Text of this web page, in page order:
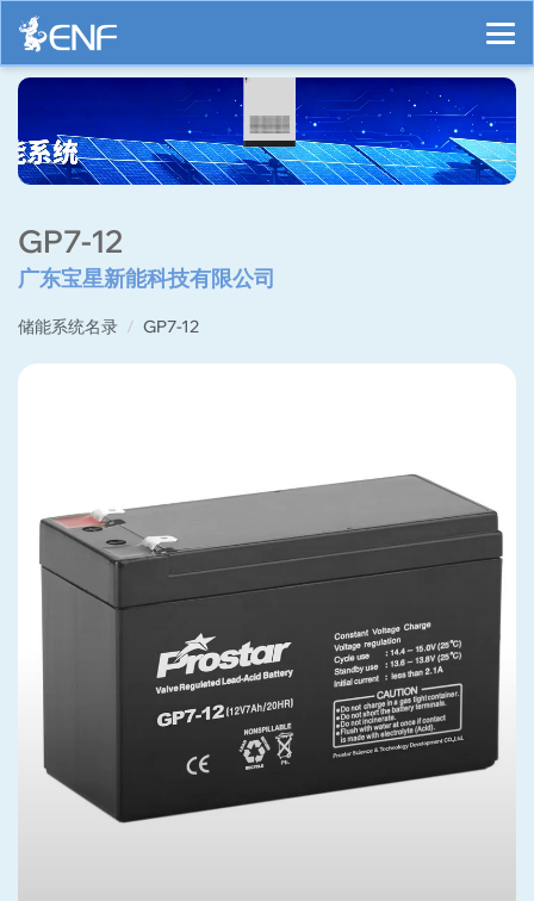
GP7-12
广东宝星新能科技有限公司
储能系统名录 GP7-12